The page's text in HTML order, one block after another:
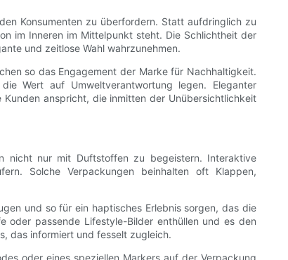
Konsumenten zu überfordern. Statt aufdringlich zu
im Inneren im Mittelpunkt steht. Die Schlichtheit der
und zeitlose Wahl wahrzunehmen.
so das Engagement der Marke für Nachhaltigkeit.
Wert auf Umweltverantwortung legen. Eleganter
anspricht, die inmitten der Unübersichtlichkeit
nicht nur mit Duftstoffen zu begeistern. Interaktive
Solche Verpackungen beinhalten oft Klappen,
und so für ein haptisches Erlebnis sorgen, das die
oder passende Lifestyle-Bilder enthüllen und es den
das informiert und fesselt zugleich.